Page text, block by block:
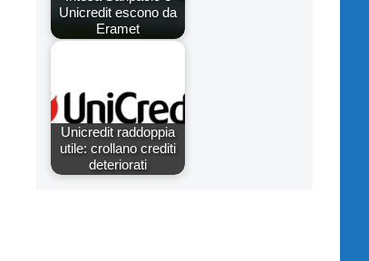
Unicredit escono da
Eramet
Unicredit raddoppia
utile: crollano crediti
deteriorati